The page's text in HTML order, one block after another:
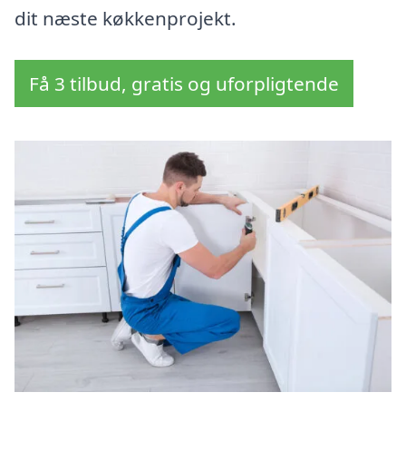
dit næste køkkenprojekt.
Få 3 tilbud, gratis og uforpligtende